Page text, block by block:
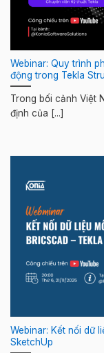
Webinar: Quy trình
động trong Tekla
Trong bối cảnh Việt
định của [...]
Webinar: Kết nối dữ
SketchUp